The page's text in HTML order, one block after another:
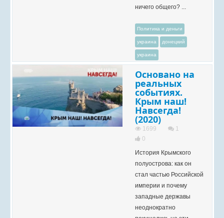
ничего общего? ...
Политика и деньги
украина донецкий
украина
Основано на
реальных
событиях.
Крым наш!
Навсегда!
(2020)
1699
1
0
История Крымского
полуострова: как он
стал частью Российской
империи и почему
западные державы
неоднократно